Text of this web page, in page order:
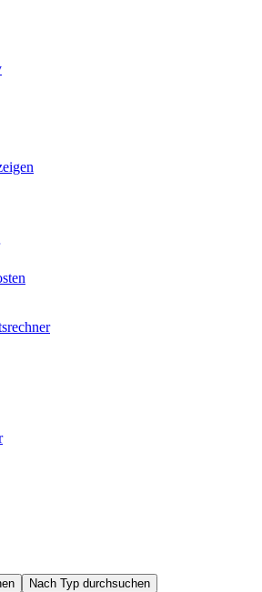
Nach Typ durchsuchen